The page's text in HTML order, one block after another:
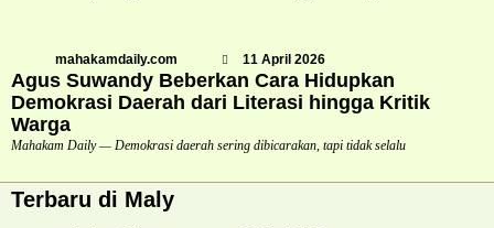
mahakamdaily.com 11 April 2026
Agus Suwandy Beberkan Cara Hidupkan
Demokrasi Daerah dari Literasi hingga Kritik
Warga
Mahakam Daily — Demokrasi daerah sering dibicarakan, tapi tidak selalu
Terbaru di Maly